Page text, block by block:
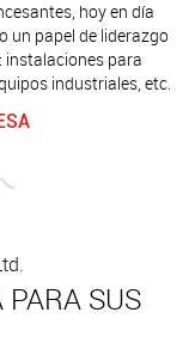
hoy en día
un papel de liderazgo
instalaciones para
industriales, etc.
SUS